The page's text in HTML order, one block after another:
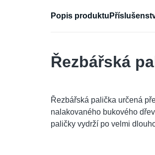
Popis produktu
Řezbářská
Řezbářská palička určená
nalakovaného bukového
paličky vydrží po velmi